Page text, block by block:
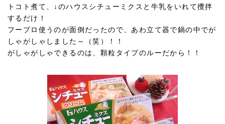
トコト煮て、↓のハウスシチューミクスと牛乳をいれて攪拌
するだけ！
フープロ使うのが面倒だったので、あわ立て器で鍋の中でが
しゃがしゃしました～（笑）！！
がしゃがしゃできるのは、顆粒タイプのルーだから！！